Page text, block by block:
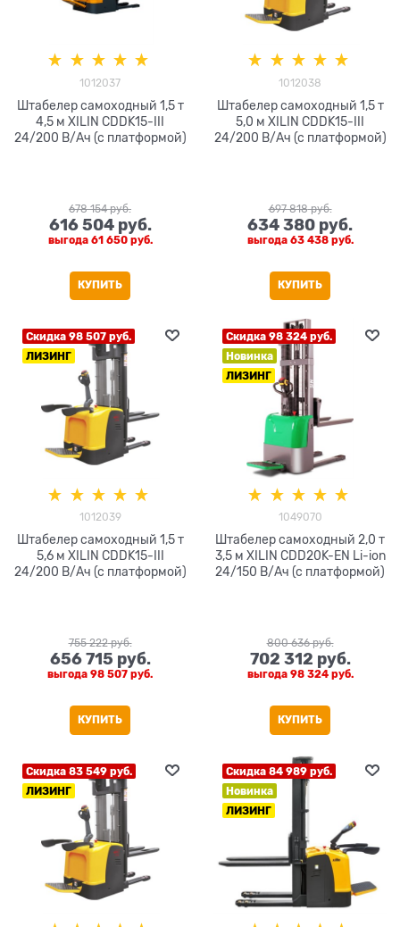
1012037
Штабелер самоходный 1,5 т
4,5 м XILIN CDDK15-III
24/200 В/Ач (с платформой)
678 154 руб.
616 504 руб.
выгода 61 650 руб.
КУПИТЬ
1012038
Штабелер самоходный 1,5 т
5,0 м XILIN CDDK15-III
24/200 В/Ач (с платформой)
697 818 руб.
634 380 руб.
выгода 63 438 руб.
КУПИТЬ
Скидка 98 507 руб.
ЛИЗИНГ
1012039
Штабелер самоходный 1,5 т
5,6 м XILIN CDDK15-III
24/200 В/Ач (с платформой)
755 222 руб.
656 715 руб.
выгода 98 507 руб.
КУПИТЬ
Скидка 98 324 руб.
Новинка
ЛИЗИНГ
1049070
Штабелер самоходный 2,0 т
3,5 м XILIN CDD20K-EN Li-ion
24/150 В/Ач (с платформой)
800 636 руб.
702 312 руб.
выгода 98 324 руб.
КУПИТЬ
Скидка 83 549 руб.
ЛИЗИНГ
Скидка 84 989 руб.
Новинка
ЛИЗИНГ